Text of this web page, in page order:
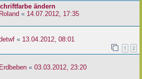
ändern
Roland « 14.07.2012, 17:35
« 13.04.2012, 08:01
1 2
Erdbeben « 03.03.2012, 23:20